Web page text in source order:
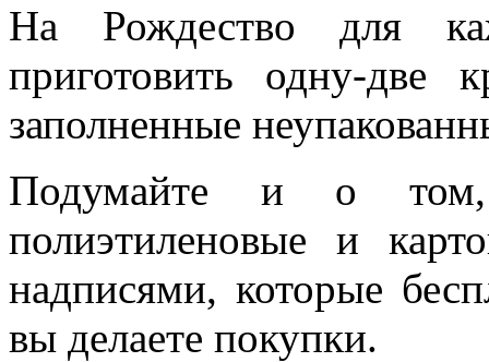
На Рождество для
приготовить одну-две
заполненные
Подумайте и о том,
полиэтиленовые и
надписями, которые
вы делаете покупки.